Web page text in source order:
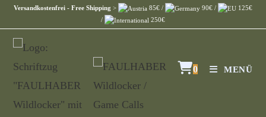
Versandkostenfrei - Free Shipping > 85€ / 90€ /
125€
/
250€
0 MENÜ